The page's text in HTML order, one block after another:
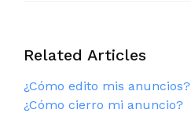
Related Articles
¿Cómo edito mis anuncios?
¿Cómo cierro mi anuncio?